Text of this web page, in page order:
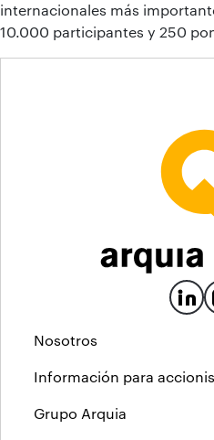
internacionales más
10.000 participantes y 250
Nosotros
Información para
Grupo Arquia